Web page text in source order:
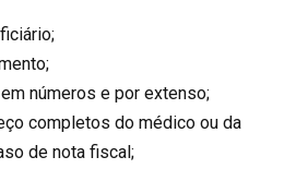
números e por extenso;
completos do médico ou da
de nota fiscal;